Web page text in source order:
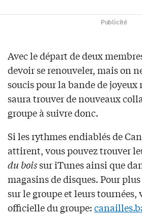
Publicité
Avec le départ de deux
devoir se renouveler, mais on
soucis pour la bande de
saura trouver de nouveaux
groupe à suivre donc.
Si les rythmes endiablés de
attirent, vous pouvez trouver
du boissur iTunes ainsi que
magasins de disques. Pour
sur le groupe et leurs tournées,
officielle du groupe: